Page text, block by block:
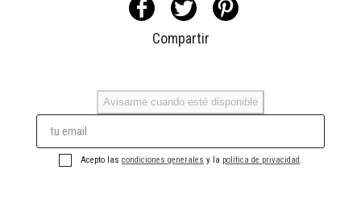
Compartir
Avisarme cuando esté disponible
Acepto las condiciones generales y la política de privacidad .